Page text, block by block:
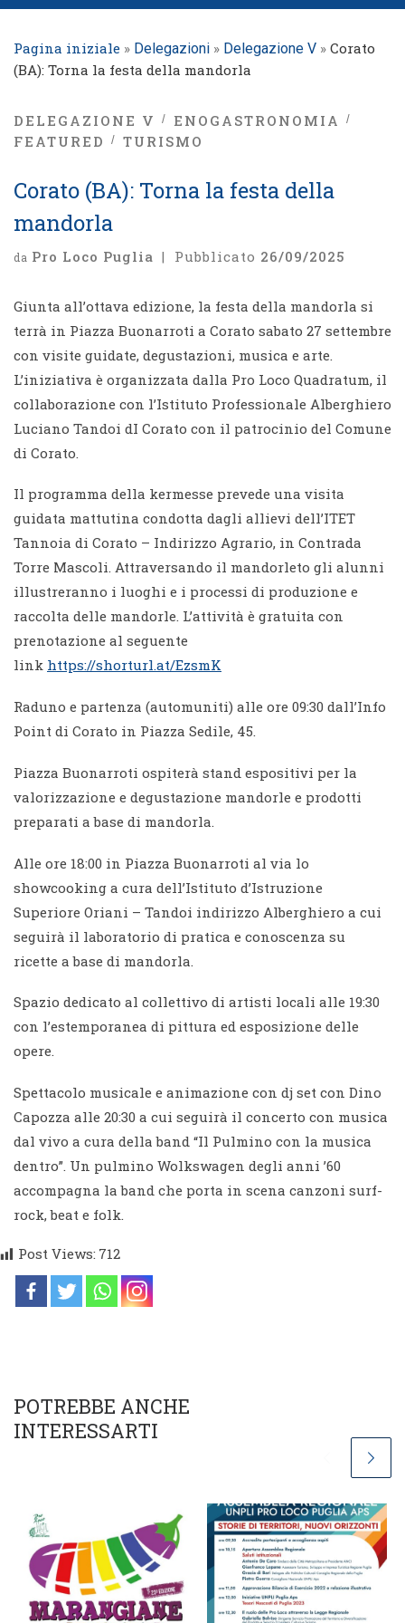
Pagina iniziale » Delegazioni » Delegazione V » Corato
(BA): Torna la festa della mandorla
DELEGAZIONE V
ENOGASTRONOMIA
FEATURED
TURISMO
Corato (BA): Torna la festa della
mandorla
da Pro Loco Puglia | Pubblicato 26/09/2025
Giunta all’ottava edizione, la festa della mandorla si
terrà in Piazza Buonarroti a Corato sabato 27 settembre
con visite guidate, degustazioni, musica e arte.
L’iniziativa è organizzata dalla Pro Loco Quadratum, il
collaborazione con l’Istituto Professionale Alberghiero
Luciano Tandoi dI Corato con il patrocinio del Comune
di Corato.
Il programma della kermesse prevede una visita
guidata mattutina condotta dagli allievi dell’ITET
Tannoia di Corato – Indirizzo Agrario, in Contrada
Torre Mascoli. Attraversando il mandorleto gli alunni
illustreranno i luoghi e i processi di produzione e
raccolta delle mandorle. L’attività è gratuita con
prenotazione al seguente
link https://shorturl.at/EzsmK
Raduno e partenza (automuniti) alle ore 09:30 dall’Info
Point di Corato in Piazza Sedile, 45.
Piazza Buonarroti ospiterà stand espositivi per la
valorizzazione e degustazione mandorle e prodotti
preparati a base di mandorla.
Alle ore 18:00 in Piazza Buonarroti al via lo
showcooking a cura dell’Istituto d’Istruzione
Superiore Oriani – Tandoi indirizzo Alberghiero a cui
seguirà il laboratorio di pratica e conoscenza su
ricette a base di mandorla.
Spazio dedicato al collettivo di artisti locali alle 19:30
con l’estemporanea di pittura ed esposizione delle
opere.
Spettacolo musicale e animazione con dj set con Dino
Capozza alle 20:30 a cui seguirà il concerto con musica
dal vivo a cura della band “Il Pulmino con la musica
dentro”. Un pulmino Wolkswagen degli anni ’60
accompagna la band che porta in scena canzoni surf-
rock, beat e folk.
Post Views: 712
POTREBBE ANCHE
INTERESSARTI